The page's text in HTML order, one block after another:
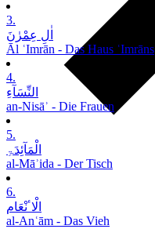
3.
اٰلِ عِمْرٰنَ
Āl ʿImrān - Das Haus ʿImrāns
4.
النِّسَآءِ
an-Nisāʾ - Die Frauen
5.
الْمَآئِدَۃِ
al-Māʾida - Der Tisch
6.
الْاٴنْعَام
al-Anʿām - Das Vieh